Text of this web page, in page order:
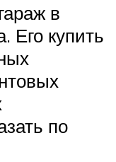
в
Его купить
по